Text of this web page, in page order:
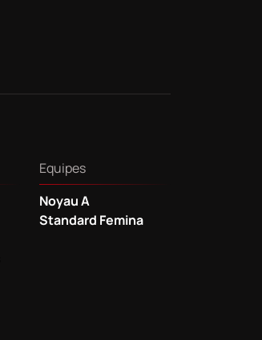
Equipes
Noyau A
Standard Femina